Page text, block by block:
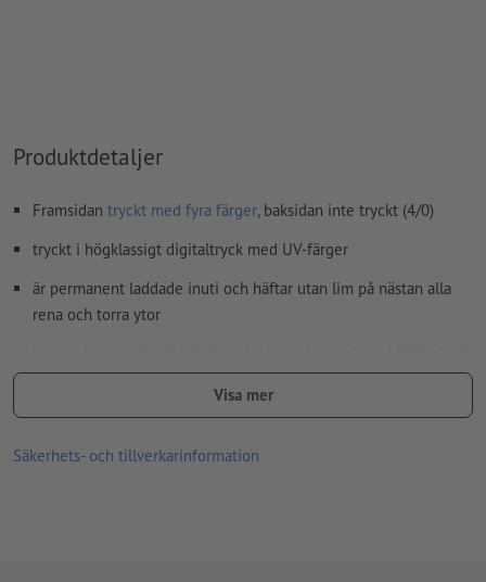
Produktdetaljer
Framsidan tryckt med fyra färger, baksidan inte tryckt (4/0)
tryckt i högklassigt digitaltryck med UV-färger
är permanent laddade inuti och häftar utan lim på nästan alla
rena och torra ytor
igen
hållbarhet på ytor beror på:
ytans renhet och planhet
Visa mer
Säkerhets- och tillverkarinformation